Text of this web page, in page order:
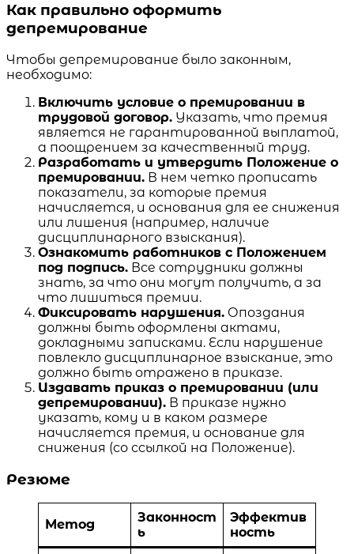
Как правильно оформить
депремирование
Чтобы депремирование было законным,
необходимо:
Включить условие о премировании в
трудовой договор. Указать, что премия
является не гарантированной выплатой,
а поощрением за качественный труд.
Разработать и утвердить Положение о
премировании. В нем четко прописать
показатели, за которые премия
начисляется, и основания для ее снижения
или лишения (например, наличие
дисциплинарного взыскания).
Ознакомить работников с Положением
под подпись. Все сотрудники должны
знать, за что они могут получить, а за
что лишиться премии.
Фиксировать нарушения. Опоздания
должны быть оформлены актами,
докладными записками. Если нарушение
повлекло дисциплинарное взыскание, это
должно быть отражено в приказе.
Издавать приказ о премировании (или
депремировании). В приказе нужно
указать, кому и в каком размере
начисляется премия, и основание для
снижения (со ссылкой на Положение).
Резюме
Метод
Законност
ь
Эффектив
ность